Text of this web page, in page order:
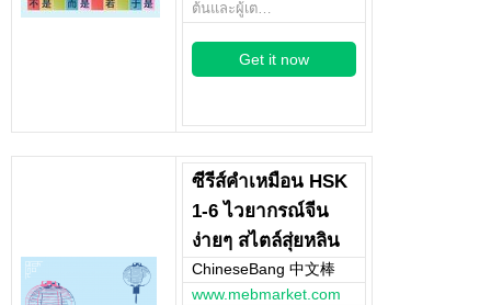
ต้นและผู้เต…
Get it now
ซีรีส์คำเหมือน HSK
1-6 ไวยากรณ์จีน
ง่ายๆ สไตล์สุ่ยหลิน
ChineseBang 中文棒
www.mebmarket.com